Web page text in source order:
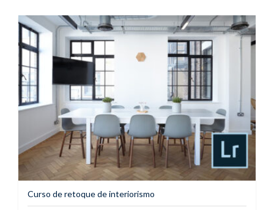
Curso de retoque de interiorismo